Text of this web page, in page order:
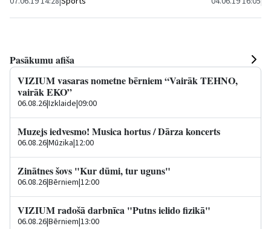
Pasākumu afiša
VIZIUM vasaras nometne bērniem “Vairāk TEHNO,
vairāk EKO”
06.08.26|Izklaide|09:00
Muzejs iedvesmo! Musica hortus / Dārza koncerts
06.08.26|Mūzika|12:00
Zinātnes šovs "Kur dūmi, tur uguns"
06.08.26|Bērniem|12:00
VIZIUM radošā darbnīca "Putns ielido fizikā"
06.08.26|Bērniem|13:00